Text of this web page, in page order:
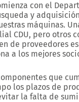
con el
y
máquinas.
CDU, pero otros
de proveedores
a los mejores
que
los plazos de
la falta de